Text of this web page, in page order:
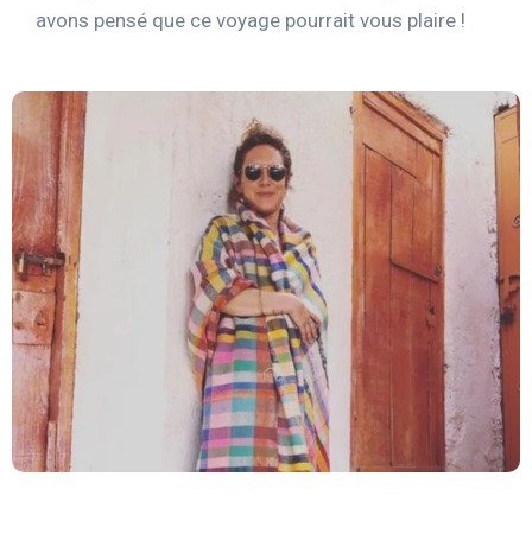
avons pensé que ce voyage pourrait vous plaire !